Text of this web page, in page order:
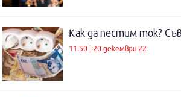
Как да пестим ток?
11:50 | 20 декември 22